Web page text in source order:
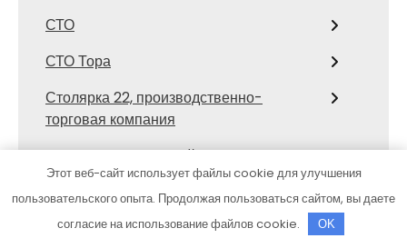
СТО
СТО Тора
Столярка 22, производственно-
торговая компания
Сфинкс, автомоечный комплекс
Таежный охотник, гостиница
Твой сервис
Этот веб-сайт использует файлы cookie для улучшения
пользовательского опыта. Продолжая пользоваться сайтом, вы даете
согласие на использование файлов cookie.
OK